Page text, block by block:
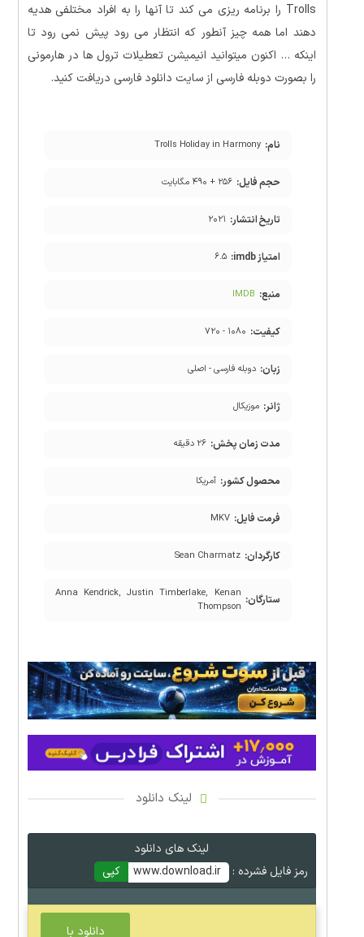
Trolls را برنامه ریزی می کند تا آنها را به افراد مختلفی هدیه
دهند اما همه چیز آنطور که انتظار می رود پیش نمی رود تا
اینکه … اکنون میتوانید انیمیشن تعطیلات ترول ها در هارمونی
را بصورت دوبله فارسی از سایت دانلود فارسی دریافت کنید.
نام: Trolls Holiday in Harmony
حجم فایل: ۲۵۶ + ۴۹۰ مگابایت
تاریخ انتشار: ۲۰۲۱
امتیاز imdb: ۶.۵
منبع: IMDB
کیفیت: ۱۰۸۰ - ۷۲۰
زبان: دوبله فارسی - اصلی
ژانر: موزیکال
مدت زمان پخش: ۲۶ دقیقه
محصول کشور: آمریکا
فرمت فایل: MKV
کارگردان: Sean Charmatz
ستارگان: Anna Kendrick, Justin Timberlake, Kenan
Thompson
لینک دانلود
لینک های دانلود
رمز فایل فشرده :
www.download.ir کپی
دانلود با